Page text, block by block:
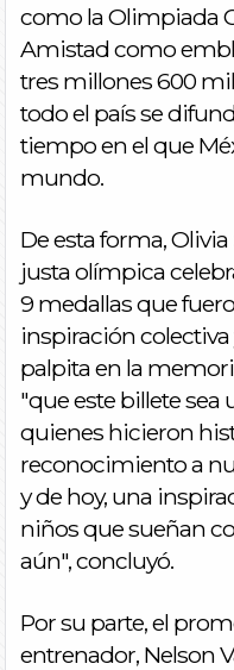
como la Olimpiada
Amistad como
tres millones 600
todo el país se
tiempo en el que
mundo.
De esta forma,
justa olímpica
9 medallas que
inspiración
palpita en la
"que este billete sea
quienes hicieron
reconocimiento a
y de hoy, una
niños que sueñan
aún", concluyó.
Por su parte, el
entrenador, Nelson